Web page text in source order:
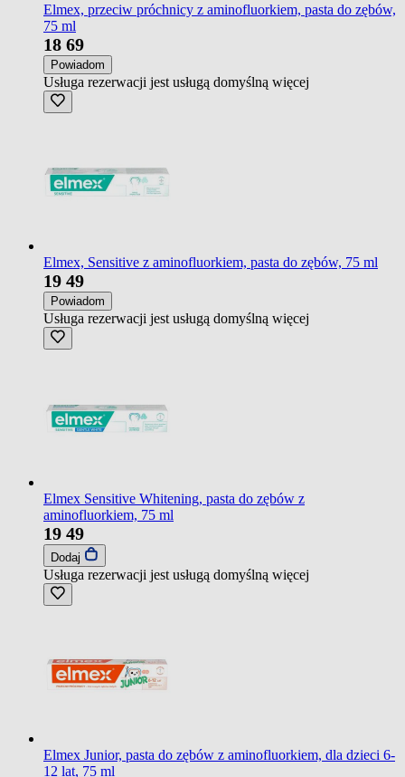
Elmex, przeciw próchnicy z aminofluorkiem, pasta do zębów,
75 ml
18 69
Powiadom
Usługa rezerwacji jest usługą domyślną więcej
Elmex, Sensitive z aminofluorkiem, pasta do zębów, 75 ml
19 49
Powiadom
Usługa rezerwacji jest usługą domyślną więcej
Elmex Sensitive Whitening, pasta do zębów z
aminofluorkiem, 75 ml
19 49
Dodaj
Usługa rezerwacji jest usługą domyślną więcej
Elmex Junior, pasta do zębów z aminofluorkiem, dla dzieci 6-
12 lat, 75 ml